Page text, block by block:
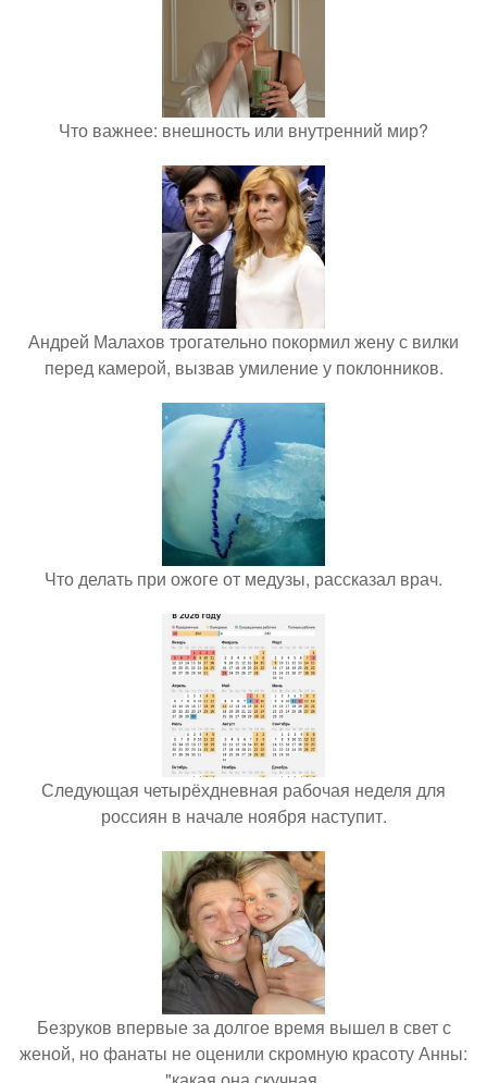
Что важнее: внешность или внутренний мир?
Андрей Малахов трогательно покормил жену с вилки
перед камерой, вызвав умиление у поклонников.
Что делать при ожоге от медузы, рассказал врач.
Следующая четырёхдневная рабочая неделя для
россиян в начале ноября наступит.
Безруков впервые за долгое время вышел в свет с
женой, но фанаты не оценили скромную красоту Анны: